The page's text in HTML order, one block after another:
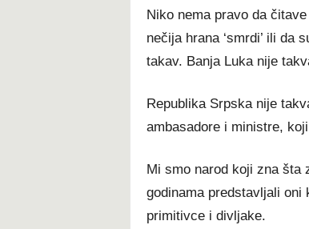
Niko nema pravo da čitave
nečija hrana ‘smrdi’ ili da
takav. Banja Luka nije
Republika Srpska nije
ambasadore i ministre,
Mi smo narod koji zna šta
godinama predstavljali
primitivce i divljake.